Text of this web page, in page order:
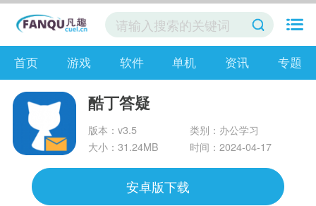
首页 游戏 软件 单机 资讯 专题
酷丁答疑
版本：v3.5
类别：办公学习
大小：31.24MB
时间：2024-04-17
安卓版下载